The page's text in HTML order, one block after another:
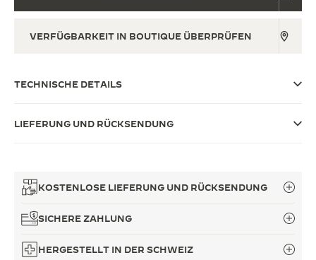
THE SOUND MAKER
THE STELLAR ODYSSEY
VERFÜGBARKEIT IN BOUTIQUE ÜBERPRÜFEN
TECHNISCHE DETAILS
LIEFERUNG UND RÜCKSENDUNG
KOSTENLOSE LIEFERUNG UND RÜCKSENDUNG
SICHERE ZAHLUNG
HERGESTELLT IN DER SCHWEIZ